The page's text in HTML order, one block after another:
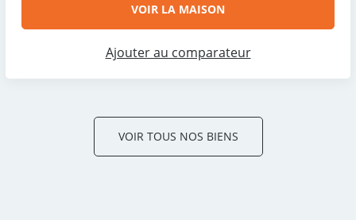
VOIR LA MAISON
Ajouter au comparateur
VOIR TOUS NOS BIENS